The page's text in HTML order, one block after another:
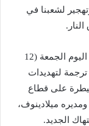
لشعبنا في
وشدد قاسم، في تصريح صحفي لوكالة “صفا”، اليوم الجمعة (12
تمثل ترجمة لتهديدات
على قطاع
ميلادينوف،
الجديد.